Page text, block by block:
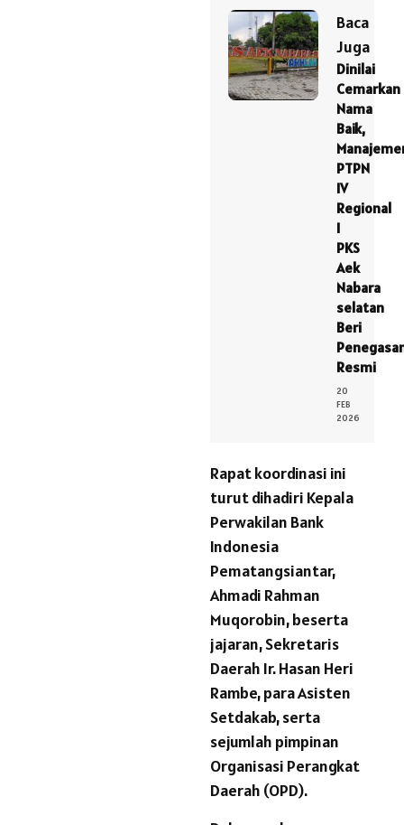
Baca
Juga
Dinilai
Cemarkan
Nama
Baik,
PTPN
IV
Regional
I
PKS
Aek
Nabara
selatan
Beri
Resmi
20
FEB
2026
Rapat koordinasi ini
turut dihadiri Kepala
Perwakilan Bank
Indonesia
Pematangsiantar,
Ahmadi Rahman
Muqorobin, beserta
jajaran, Sekretaris
Daerah Ir. Hasan Heri
Rambe, para Asisten
Setdakab, serta
sejumlah pimpinan
Organisasi Perangkat
Daerah (OPD).